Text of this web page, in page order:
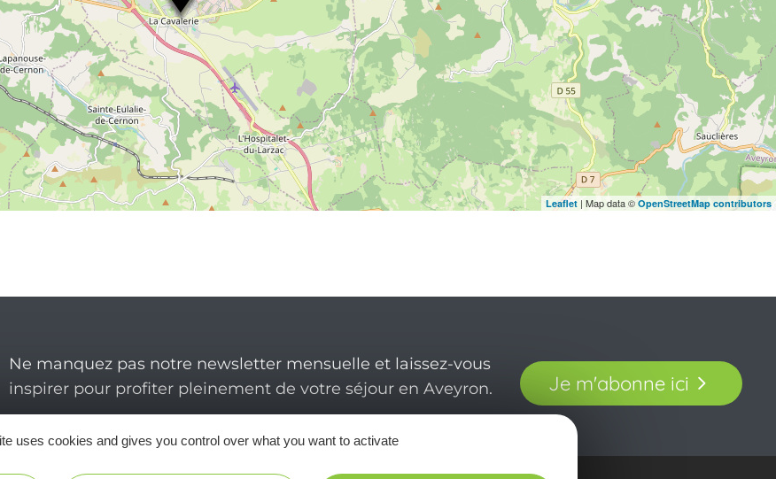
Leaflet | Map data © OpenStreetMap contributors
Ne manquez pas notre newsletter mensuelle et laissez-vous
inspirer pour profiter pleinement de votre séjour en Aveyron.
Je m'abonne ici
uses cookies and gives you control over what you want to activate